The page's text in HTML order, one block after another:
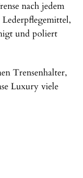
nach jedem
und poliert
Trensenhalter,
Luxury viele